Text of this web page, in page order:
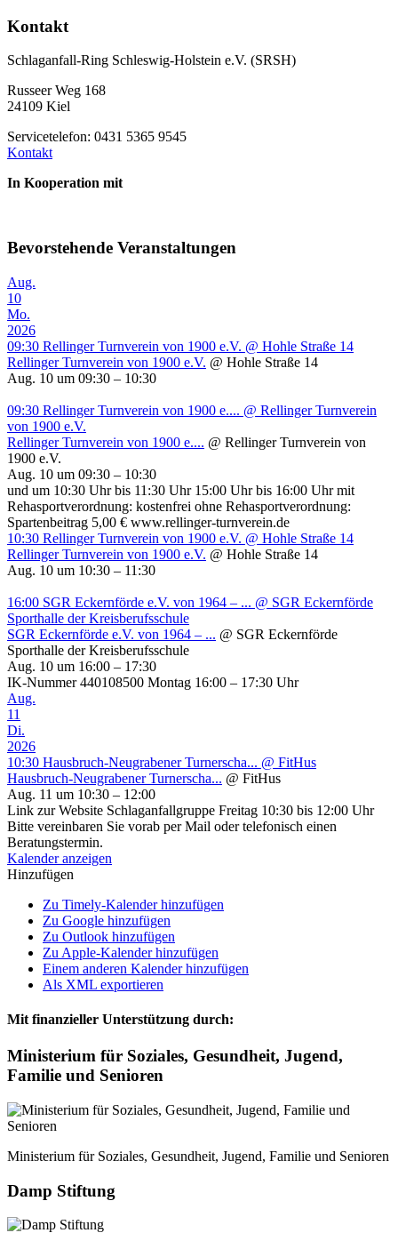
Kontakt
Schlaganfall-Ring Schleswig-Holstein e.V. (SRSH)
Russeer Weg 168
24109 Kiel
Servicetelefon: 0431 5365 9545
Kontakt
In Kooperation mit
Bevorstehende Veranstaltungen
Aug.
10
Mo.
2026
09:30 Rellinger Turnverein von 1900 e.V. @ Hohle Straße 14
Rellinger Turnverein von 1900 e.V. @ Hohle Straße 14
Aug. 10 um 09:30 – 10:30
09:30 Rellinger Turnverein von 1900 e.... @ Rellinger Turnverein
von 1900 e.V.
Rellinger Turnverein von 1900 e.... @ Rellinger Turnverein von
1900 e.V.
Aug. 10 um 09:30 – 10:30
und um 10:30 Uhr bis 11:30 Uhr 15:00 Uhr bis 16:00 Uhr mit
Rehasportverordnung: kostenfrei ohne Rehasportverordnung:
Spartenbeitrag 5,00 € www.rellinger-turnverein.de
10:30 Rellinger Turnverein von 1900 e.V. @ Hohle Straße 14
Rellinger Turnverein von 1900 e.V. @ Hohle Straße 14
Aug. 10 um 10:30 – 11:30
16:00 SGR Eckernförde e.V. von 1964 – ... @ SGR Eckernförde
Sporthalle der Kreisberufsschule
SGR Eckernförde e.V. von 1964 – ... @ SGR Eckernförde
Sporthalle der Kreisberufsschule
Aug. 10 um 16:00 – 17:30
IK-Nummer 440108500 Montag 16:00 – 17:30 Uhr
Aug.
11
Di.
2026
10:30 Hausbruch-Neugrabener Turnerscha... @ FitHus
Hausbruch-Neugrabener Turnerscha... @ FitHus
Aug. 11 um 10:30 – 12:00
Link zur Website Schlaganfallgruppe Freitag 10:30 bis 12:00 Uhr
Bitte vereinbaren Sie vorab per Mail oder telefonisch einen
Beratungstermin.
Kalender anzeigen
Hinzufügen
Zu Timely-Kalender hinzufügen
Zu Google hinzufügen
Zu Outlook hinzufügen
Zu Apple-Kalender hinzufügen
Einem anderen Kalender hinzufügen
Als XML exportieren
Mit finanzieller Unterstützung durch:
Ministerium für Soziales, Gesundheit, Jugend,
Familie und Senioren
Ministerium für Soziales, Gesundheit, Jugend, Familie und Senioren
Damp Stiftung